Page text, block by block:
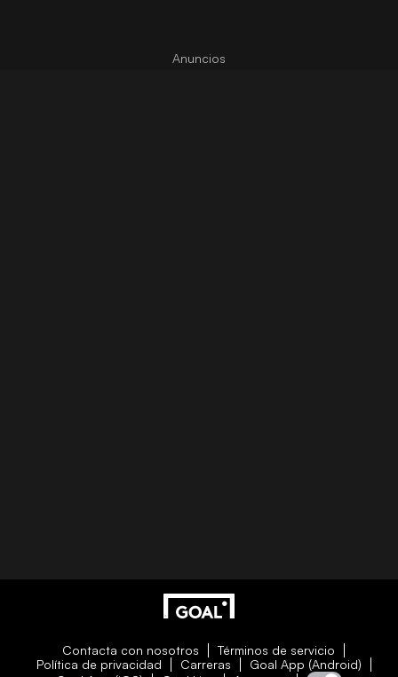
Contacta con nosotros
Términos de servicio
Política de privacidad
Carreras
Goal App (Android)